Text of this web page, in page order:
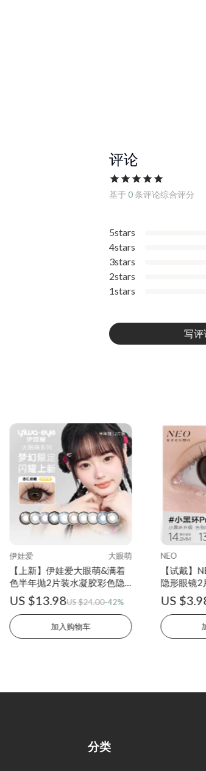
评论
基于 0条评论综合评分
1stars
2stars
3stars
4stars
5stars
写评
伊娃爱 大眼萌
【上新】伊娃爱大眼萌&满着
色半年抛2片装水凝胶彩色隐
形眼镜
US $13.98US $24.00-42%
加入购物车
NEO
【试戴】
隐形眼镜2
US
分类